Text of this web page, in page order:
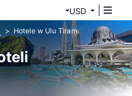
USD
Hotele w Ulu Tiram